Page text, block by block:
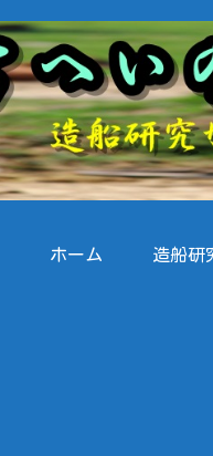
ホーム 造船研